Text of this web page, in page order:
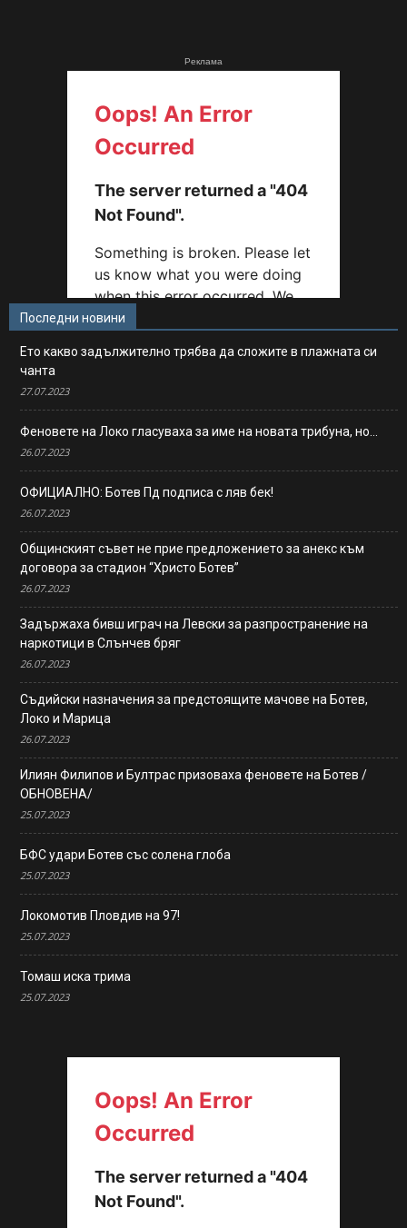
Реклама
Последни новини
Ето какво задължително трябва да сложите в плажната си
чанта
27.07.2023
Феновете на Локо гласуваха за име на новата трибуна, но…
26.07.2023
ОФИЦИАЛНО: Ботев Пд подписа с ляв бек!
26.07.2023
Общинският съвет не прие предложението за анекс към
договора за стадион “Христо Ботев”
26.07.2023
Задържаха бивш играч на Левски за разпространение на
наркотици в Слънчев бряг
26.07.2023
Съдийски назначения за предстоящите мачове на Ботев,
Локо и Марица
26.07.2023
Илиян Филипов и Бултрас призоваха феновете на Ботев /
ОБНОВЕНА/
25.07.2023
БФС удари Ботев със солена глоба
25.07.2023
Локомотив Пловдив на 97!
25.07.2023
Томаш иска трима
25.07.2023